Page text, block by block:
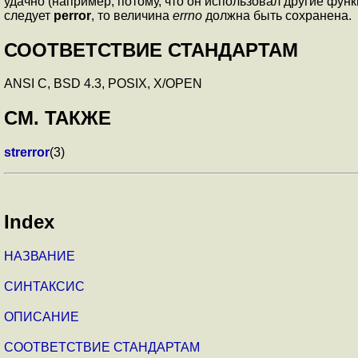
следует perror, то величина errno должна быть сохранена.
СООТВЕТСТВИЕ СТАНДАРТАМ
ANSI C, BSD 4.3, POSIX, X/OPEN
СМ. ТАКЖЕ
strerror(3)
Index
НАЗВАНИЕ
СИНТАКСИС
ОПИСАНИЕ
СООТВЕТСТВИЕ СТАНДАРТАМ